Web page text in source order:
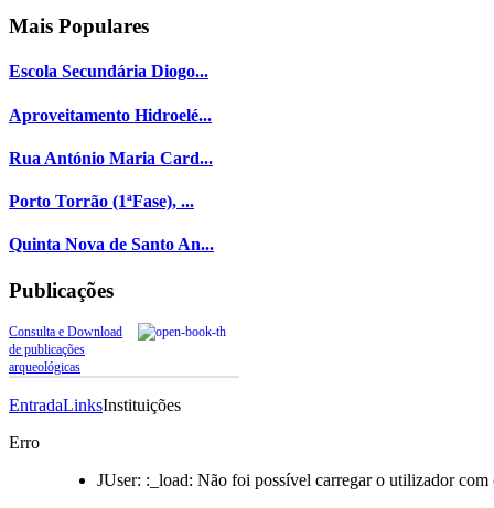
Mais Populares
Escola Secundária Diogo...
Aproveitamento Hidroelé...
Rua António Maria Card...
Porto Torrão (1ªFase), ...
Quinta Nova de Santo An...
Publicações
Consulta e Download
de publicações
arqueológicas
EntradaLinksInstituições
Erro
JUser: :_load: Não foi possível carregar o utilizador